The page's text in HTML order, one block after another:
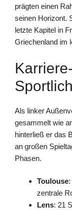
prägten einen
seinen Horizont.
letzte Kapitel in
Griechenland im
Als linker
gesammelt wie
hinterließ er das
an großen
Phasen.
Toulouse
zentrale
Lens: 21